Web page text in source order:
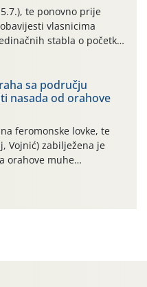
te ponovno prije
vlasnicima
stabla o početku
suzbijanja
Već dvanaest dana
udar”, koji naročito
05.8.), jer najviše
[…]
sa području
nasada od orahove
feromonske lovke, te
Vojnić) zabilježena je
orahove muhe
može se objasniti
nasadima s vrlo malim